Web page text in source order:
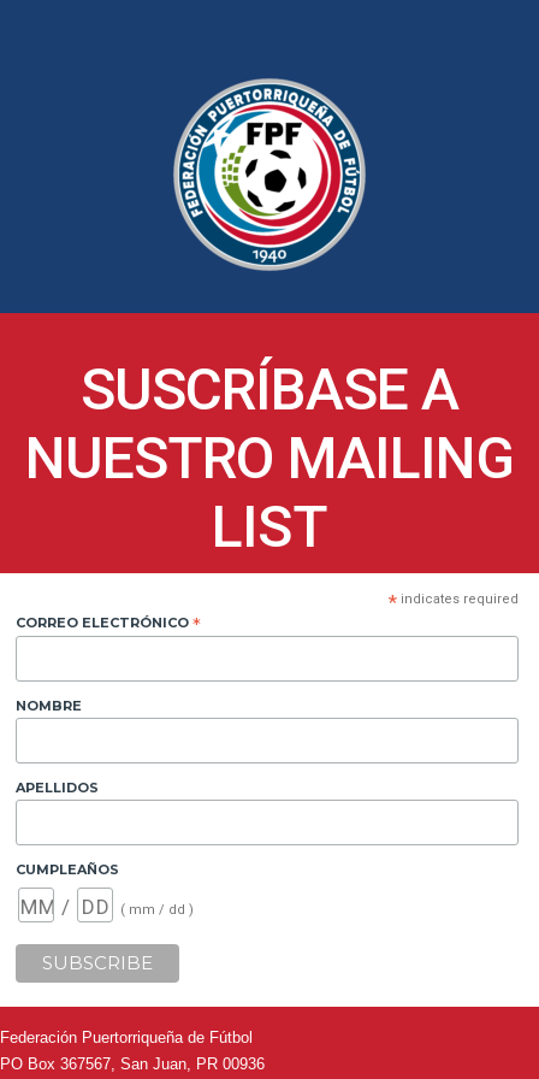
SUSCRÍBASE A
NUESTRO MAILING
LIST
*indicates required
CORREO ELECTRÓNICO*
NOMBRE
APELLIDOS
CUMPLEAÑOS
/ ( mm / dd )
Federación Puertorriqueña de Fútbol
PO Box 367567, San Juan, PR 00936